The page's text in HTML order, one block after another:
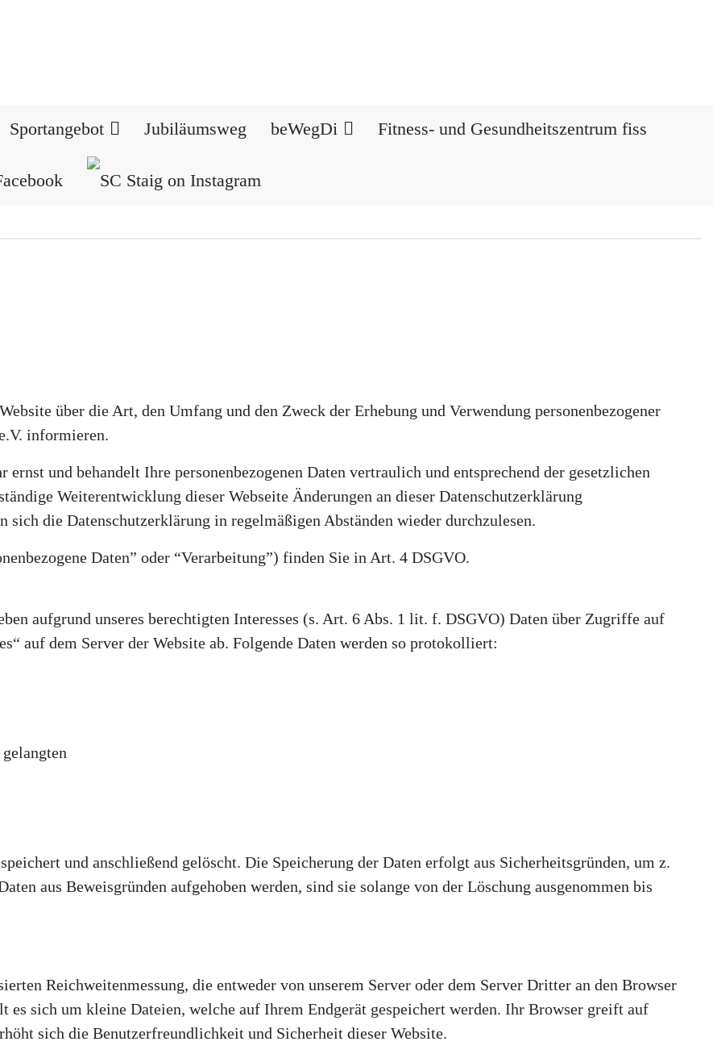
Sportangebot Jubiläumsweg beWegDi Fitness- und Gesundheitszentrum fiss
über die Art, den Umfang und den Zweck der Erhebung und Verwendung personenbezogener
informieren.
und behandelt Ihre personenbezogenen Daten vertraulich und entsprechend der gesetzlichen
Weiterentwicklung dieser Webseite Änderungen an dieser Datenschutzerklärung
die Datenschutzerklärung in regelmäßigen Abständen wieder durchzulesen.
Daten” oder “Verarbeitung”) finden Sie in Art. 4 DSGVO.
aufgrund unseres berechtigten Interesses (s. Art. 6 Abs. 1 lit. f. DSGVO) Daten über Zugriffe auf
auf dem Server der Website ab. Folgende Daten werden so protokolliert:
und anschließend gelöscht. Die Speicherung der Daten erfolgt aus Sicherheitsgründen, um z.
aus Beweisgründen aufgehoben werden, sind sie solange von der Löschung ausgenommen bis
Reichweitenmessung, die entweder von unserem Server oder dem Server Dritter an den Browser
es sich um kleine Dateien, welche auf Ihrem Endgerät gespeichert werden. Ihr Browser greift auf
sich die Benutzerfreundlichkeit und Sicherheit dieser Website.